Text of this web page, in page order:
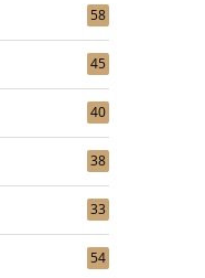
58
45
40
38
33
54